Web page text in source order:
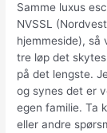
Samme luxus
NVSSL
hjemmeside), så
tre løp det
på det lengste.
og synes det er
egen familie. Ta
eller andre